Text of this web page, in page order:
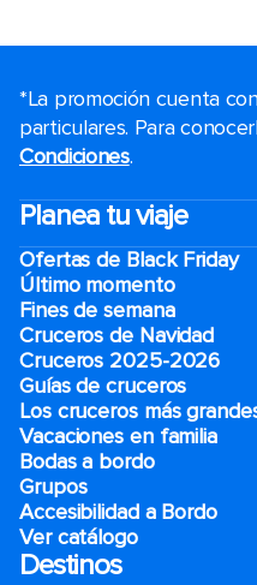
*La promoción cuenta
particulares. Para
Condiciones.
Planea tu viaje
Ofertas de Black Friday
Último momento
Fines de semana
Cruceros de Navidad
Cruceros 2025-2026
Guías de cruceros
Los cruceros más
Vacaciones en familia
Bodas a bordo
Grupos
Accesibilidad a Bordo
Ver catálogo
Destinos